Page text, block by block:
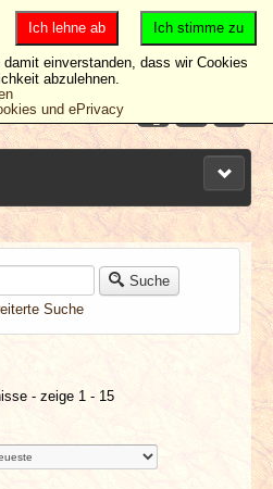
Suche
Suche
- zeige 1 - 15
Ich stimme zu
Ich lehne ab
einverstanden, dass wir Cookies
abzulehnen.
und ePrivacy